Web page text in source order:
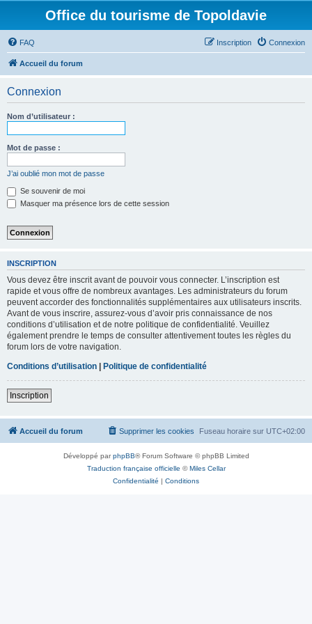
Office du tourisme de Topoldavie
FAQ Connexion
Inscription
Accueil du forum
Connexion
Nom d’utilisateur :
Mot de passe :
J’ai oublié mon mot de passe
Se souvenir de moi
Masquer ma présence lors de cette session
INSCRIPTION
Vous devez être inscrit avant de pouvoir vous connecter. L’inscription est
rapide et vous offre de nombreux avantages. Les administrateurs du forum
peuvent accorder des fonctionnalités supplémentaires aux utilisateurs inscrits.
Avant de vous inscrire, assurez-vous d’avoir pris connaissance de nos
conditions d’utilisation et de notre politique de confidentialité. Veuillez
également prendre le temps de consulter attentivement toutes les règles du
forum lors de votre navigation.
Conditions d’utilisation | Politique de confidentialité
Inscription
Accueil du forum Fuseau horaire sur UTC+02:00
Supprimer les cookies
Développé parphpBB® Forum Software © phpBB Limited
Traduction française officielle ©Miles Cellar
Confidentialité | Conditions